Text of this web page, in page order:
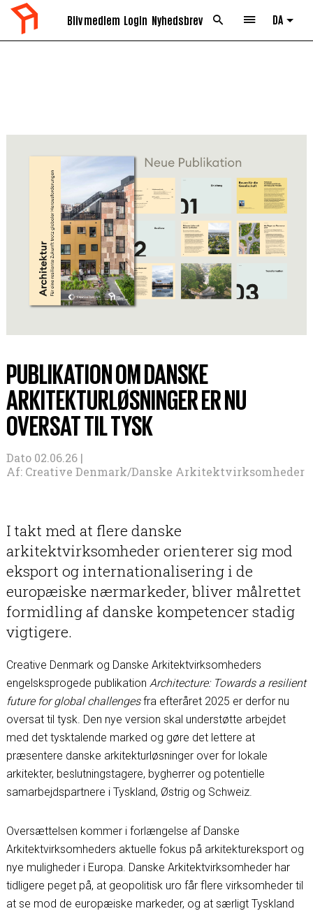
Bliv medlem Login Nyhedsbrev DA List
PUBLIKATION OM DANSKE
ARKITEKTURLØSNINGER ER NU
OVERSAT TIL TYSK
Dato 02.06.26 |
Af: Creative Denmark/Danske Arkitektvirksomheder
I takt med at flere danske
arkitektvirksomheder orienterer sig mod
eksport og internationalisering i de
europæiske nærmarkeder, bliver målrettet
formidling af danske kompetencer stadig
vigtigere.
Creative Denmark og Danske Arkitektvirksomheders
engelsksprogede publikation Architecture: Towards a resilient
future for global challengesfra efteråret 2025 er derfor nu
oversat til tysk. Den nye version skal understøtte arbejdet
med det tysktalende marked og gøre det lettere at
præsentere danske arkitekturløsninger over for lokale
arkitekter, beslutningstagere, bygherrer og potentielle
samarbejdspartnere i Tyskland, Østrig og Schweiz.
Oversættelsen kommer i forlængelse af Danske
Arkitektvirksomheders aktuelle fokus på arkitektureksport og
nye muligheder i Europa. Danske Arkitektvirksomheder har
tidligere peget på, at geopolitisk uro får flere virksomheder til
at se mod de europæiske markeder, og at særligt Tyskland